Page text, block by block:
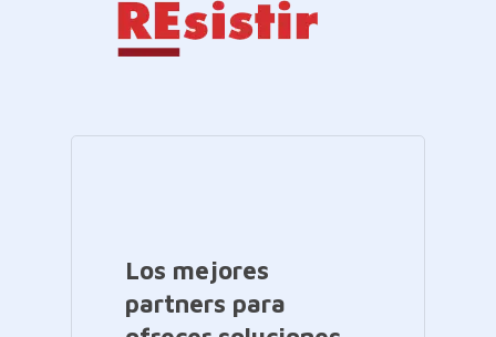
Los mejores
partners para